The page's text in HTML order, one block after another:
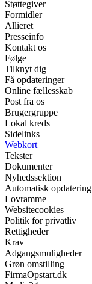
Støttegiver
Formidler
Allieret
Presseinfo
Kontakt os
Følge
Tilknyt dig
Få opdateringer
Online fællesskab
Post fra os
Brugergruppe
Lokal kreds
Sidelinks
Webkort
Tekster
Dokumenter
Nyhedssektion
Automatisk opdatering
Lovramme
Websitecookies
Politik for privatliv
Rettigheder
Krav
Adgangsmuligheder
Grøn omstilling
FirmaOpstart.dk